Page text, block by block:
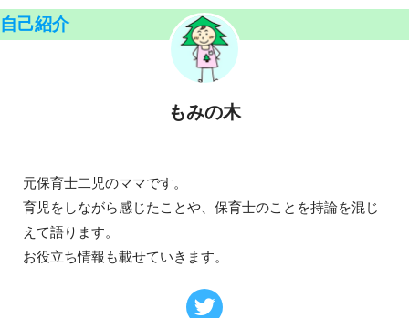
自己紹介
もみの木
元保育士二児のママです。
育児をしながら感じたことや、保育士のことを持論を混じ
えて語ります。
お役立ち情報も載せていきます。